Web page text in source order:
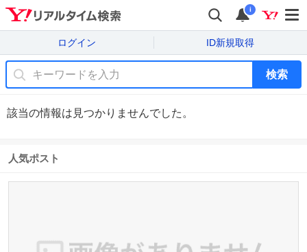
i
ログイン ID新規取得
検索
該当の情報は見つかりませんでした。
人気ポスト